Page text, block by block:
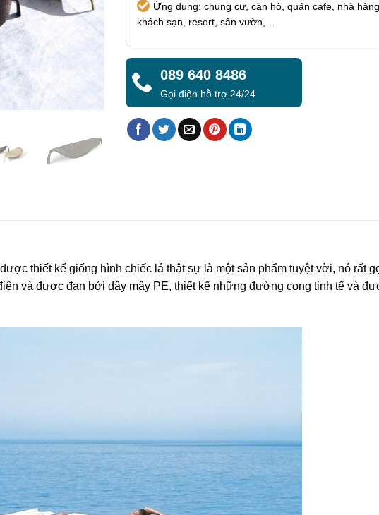
Ứng dụng: chung cư, căn hộ, quán cafe, nhà
khách sạn, resort, sân vườn,…
089 640 8486
Gọi điện hỗ trợ 24/24
được thiết kế giống hình chiếc lá thật sự là một sản phẩm tuyệt vời, nó rất
và được đan bởi dây mây PE, thiết kế những đường cong tinh tế và